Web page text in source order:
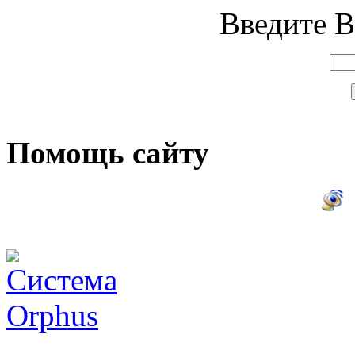
Введите
Помощь сайту